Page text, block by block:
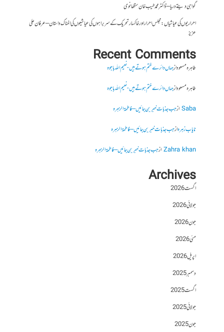
گواہی دیتے دریا – ڈاکٹر محمد طیب خان سنگھانوی
احراریوں کی عیاشیاں : مجلس احرار اور خاکسار تحریک کے سربراہوں کی عیاشیوں کی المناک داستان – عرفان علی
عزیز
Recent Comments
طاہرہ مسعودازجہاں دائرے ختم ہوتے ہیں- نعیم اللہ باجوہ
طاہرہ مسعودازجہاں دائرے ختم ہوتے ہیں- نعیم اللہ باجوہ
Sabaازجب جذبات خبر بن جائیں – فاطمۃالزہرہ
نایاب زہرہازجب جذبات خبر بن جائیں – فاطمۃالزہرہ
Zahra khanازجب جذبات خبر بن جائیں – فاطمۃالزہرہ
Archives
اگست 2026
جولائی 2026
جون 2026
مئی 2026
اپریل 2026
دسمبر 2025
اگست 2025
جولائی 2025
جون 2025